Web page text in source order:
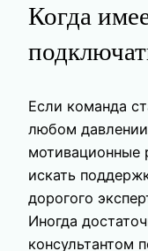
Когда
Если команда
любом
мотивационные
искать
дорогого
Иногда
консультантом